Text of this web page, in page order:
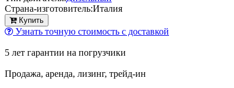
Страна-изготовитель:Италия
Купить
Узнать точную стоимость с доставкой
5 лет гарантии на погрузчики
Продажа, аренда, лизинг, трейд-ин